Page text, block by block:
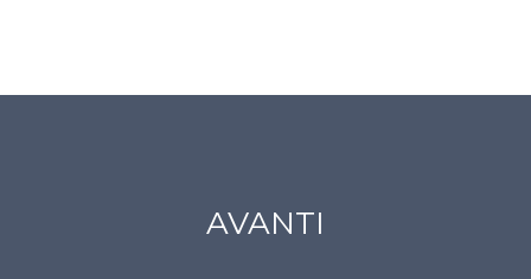
AVANTI